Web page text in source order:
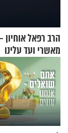
הרב רפאל
מאשרי ועד עלינו